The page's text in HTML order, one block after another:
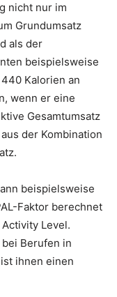
nicht nur im
Grundumsatz
als der
beispielsweise
Kalorien an
wenn er eine
Gesamtumsatz
der Kombination
beispielsweise
Faktor berechnet
Level.
Berufen in
ihnen einen